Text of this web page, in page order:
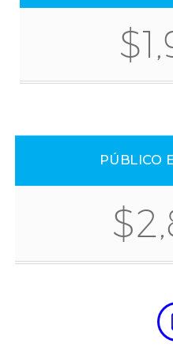
PÚBLICO